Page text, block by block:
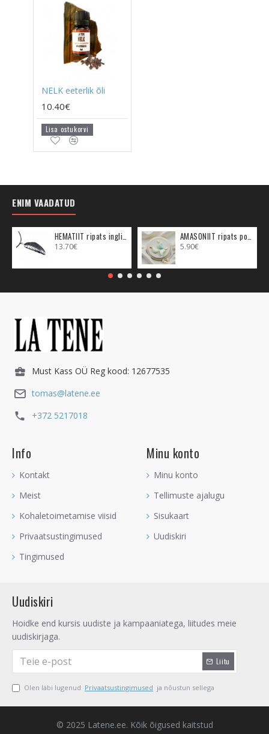
NELK eeterlik õli
10.40€
Lisa ostukorvi
ENIM VAADATUD
13.70€ 5.90€
Must Kass OÜ Reg kood: 12677535
tomas@latene.ee
+372 5217018
Info
Kontakt
Meist
Kohaletoimetamise viisid
Privaatsustingimused
Tingimused
Minu konto
Minu konto
Tellimuste ajalugu
Sisukaart
Uudiskiri
Uudiskiri
Hoidke end kursis uudiste ja kampaaniatega, liitudes meie
uudiskirjaga.
Liitu
Olen läbi lugenud Privaatsustingimused ja nõustun sellega
© 2025 Latene.ee. Kõik õigused kaitstud